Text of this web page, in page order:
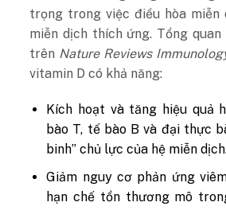
trọng trong việc điều hòa miễn
miễn dịch thích ứng. Tổng
trên Nature Reviews
vitamin D có khả năng:
Kích hoạt và tăng hiệu quả
bào T, tế bào B và đại thực
binh” chủ lực của hệ miễn
Giảm nguy cơ phản ứng
hạn chế tổn thương mô